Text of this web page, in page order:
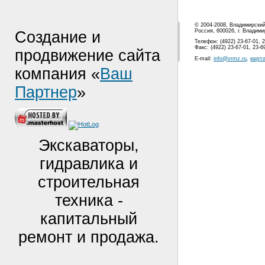
Создание и
продвижение сайта
компания «Ваш
Партнер»
Экскаваторы,
гидравлика и
строительная
техника -
капитальный
ремонт и продажа.
© 2004-2008,
Россия, 600026, г.
Телефон: (4922) 23-67-01,
Факс: (4922) 23-67-01, 23-
E-mail: info@vrmz.ru,